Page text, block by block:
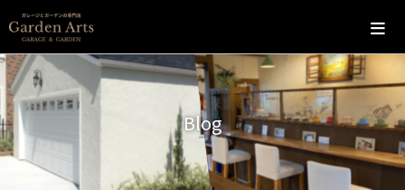
ホーム
会社概要
こだわり
Blog